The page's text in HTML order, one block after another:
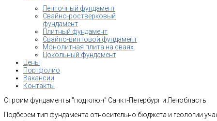
Ленточный фундамент
Свайно-ростверковый
фундамент
Плитный фундамент
Свайно-винтовой фундамент
Монолитная плита на сваях
Цокольный фундамент
Цены
Портфолио
Вакансии
Контакты
Строим фундаменты "под ключ" Санкт-Петербург и Ленобласть
Подберем тип фундамента относительно бюджета и геологии